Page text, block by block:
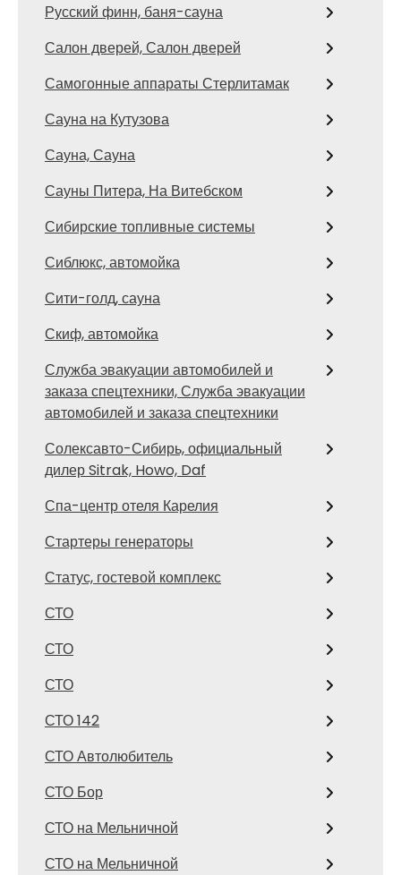
Русский финн, баня-сауна
Салон дверей, Салон дверей
Самогонные аппараты Стерлитамак
Сауна на Кутузова
Сауна, Сауна
Сауны Питера, На Витебском
Сибирские топливные системы
Сиблюкс, автомойка
Сити-голд, сауна
Скиф, автомойка
Служба эвакуации автомобилей и
заказа спецтехники, Служба эвакуации
автомобилей и заказа спецтехники
Солексавто-Сибирь, официальный
дилер Sitrak, Howo, Daf
Спа-центр отеля Карелия
Стартеры генераторы
Статус, гостевой комплекс
СТО
СТО
СТО
СТО 142
СТО Автолюбитель
СТО Бор
СТО на Мельничной
СТО на Мельничной